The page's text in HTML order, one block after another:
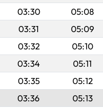
03:30 05:08
03:31 05:09
03:32 05:10
03:34 05:11
03:35 05:12
03:36 05:13